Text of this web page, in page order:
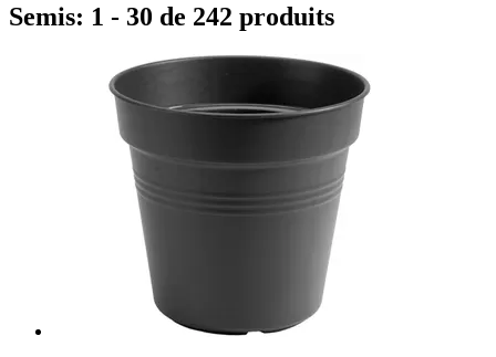
Semis: 1 - 30 de 242 produits